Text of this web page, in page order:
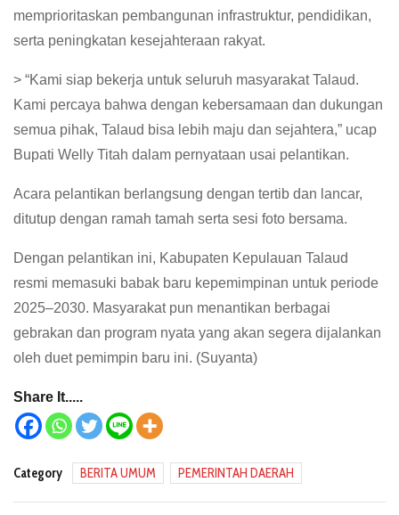
memprioritaskan pembangunan infrastruktur, pendidikan,
serta peningkatan kesejahteraan rakyat.
> “Kami siap bekerja untuk seluruh masyarakat Talaud.
Kami percaya bahwa dengan kebersamaan dan dukungan
semua pihak, Talaud bisa lebih maju dan sejahtera,” ucap
Bupati Welly Titah dalam pernyataan usai pelantikan.
Acara pelantikan berlangsung dengan tertib dan lancar,
ditutup dengan ramah tamah serta sesi foto bersama.
Dengan pelantikan ini, Kabupaten Kepulauan Talaud
resmi memasuki babak baru kepemimpinan untuk periode
2025–2030. Masyarakat pun menantikan berbagai
gebrakan dan program nyata yang akan segera dijalankan
oleh duet pemimpin baru ini. (Suyanta)
Share It.....
Category BERITA UMUM PEMERINTAH DAERAH